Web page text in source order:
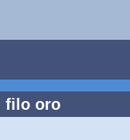
filo oro